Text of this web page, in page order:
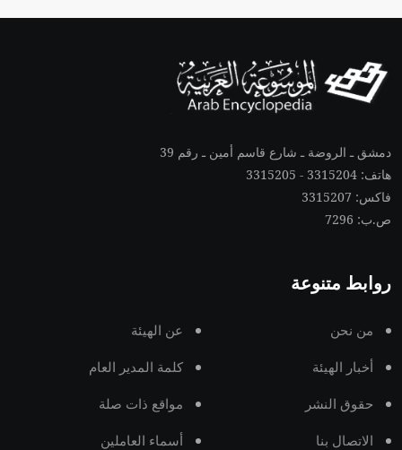
دمشق ـ الروضة ـ شارع قاسم أمين ـ رقم 39
هاتف: 3315204 - 3315205
فاكس: 3315207
ص.ب: 7296
روابط متنوعة
من نحن عن الهيئة
أخبار الهيئة كلمة المدير العام
حقوق النشر مواقع ذات صلة
الاتصال بنا أسماء العاملين